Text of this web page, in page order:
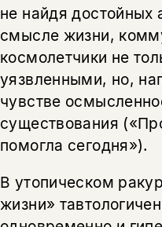
не найдя достойных
смысле жизни,
космолетчики не
уязвленными, но,
чувстве
существования
помогла сегодня»).
В утопическом
жизни»